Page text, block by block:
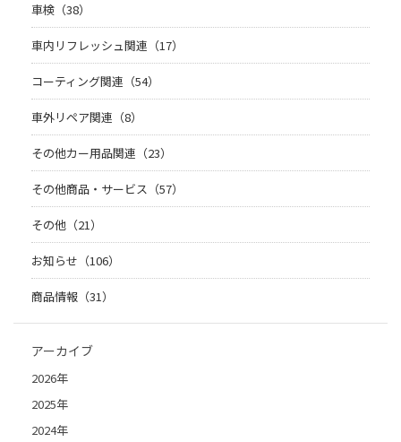
車検（38）
車内リフレッシュ関連（17）
コーティング関連（54）
車外リペア関連（8）
その他カー用品関連（23）
その他商品・サービス（57）
その他（21）
お知らせ（106）
商品情報（31）
アーカイブ
2026年
2025年
2024年